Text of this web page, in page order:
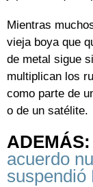
Mientras
vieja boya que
de metal sigue
multiplican los
como parte de
o de un satélite.
ADEMÁS:
acuerdo
suspendió